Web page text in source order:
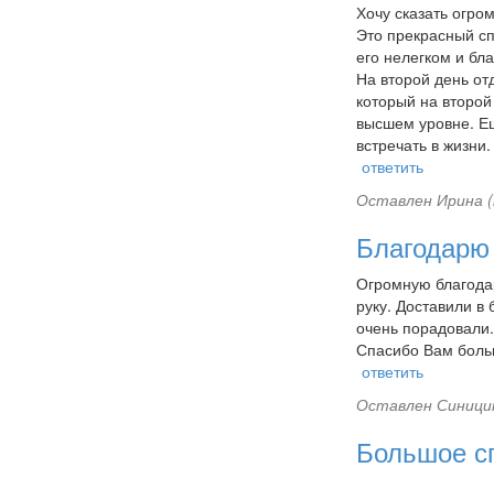
Хочу сказать
Это прекрасный
его нелегком и
На второй день
который на
высшем уровне.
встречать в
ответить
Оставлен Ирина
Огромную
руку. Доставили
очень
Спасибо Вам
ответить
Оставлен
Большое